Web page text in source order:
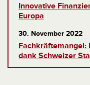
Innovative
Europa
30. November 2022
dank Schweizer